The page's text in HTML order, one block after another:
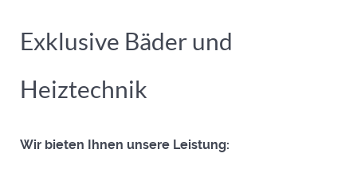
Exklusive Bäder und
Heiztechnik
Wir bieten Ihnen unsere Leistung: